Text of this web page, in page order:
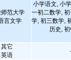
范大学
言文学
小学语文, 小
一初二数学,
学, 初三数学,
历史,
其它
英语